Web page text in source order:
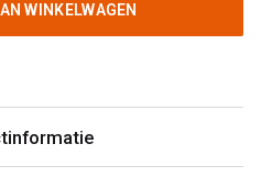
WINKELWAGEN